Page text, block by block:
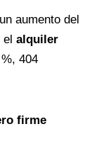
aumento del
alquiler
404
firme